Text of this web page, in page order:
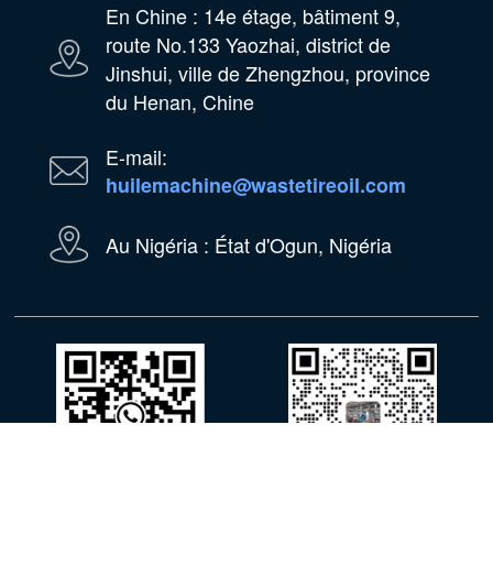
En Chine : 14e étage, bâtiment 9,
route No.133 Yaozhai, district de
Jinshui, ville de Zhengzhou, province
du Henan, Chine
E-mail:
huilemachine@wastetireoil.com
Au Nigéria : État d'Ogun, Nigéria